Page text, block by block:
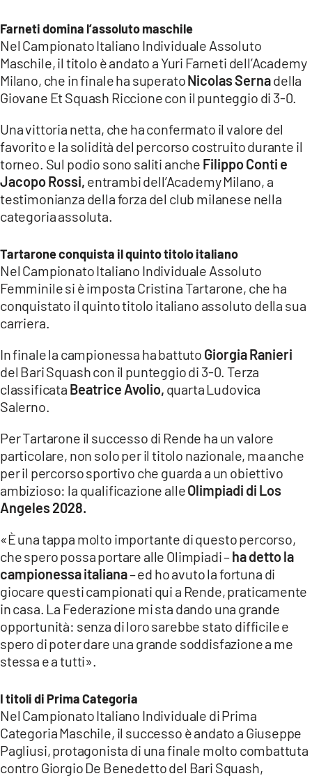
Farneti domina l’assoluto maschile
Nel Campionato Italiano Individuale Assoluto
Maschile, il titolo è andato a Yuri Farneti dell’Academy
Milano, che in finale ha superatoNicolas Sernadella
Giovane Et Squash Riccione con il punteggio di 3-0.
Una vittoria netta, che ha confermato il valore del
favorito e la solidità del percorso costruito durante il
torneo. Sul podio sono saliti anche Filippo Conti e
Jacopo Rossi, entrambi dell’Academy Milano, a
testimonianza della forza del club milanese nella
categoria assoluta.
Tartarone conquista il quinto titolo italiano
Nel Campionato Italiano Individuale Assoluto
Femminile si è imposta Cristina Tartarone, che ha
conquistato il quinto titolo italiano assoluto della sua
carriera.
In finale la campionessa ha battuto Giorgia Ranieri
del Bari Squash con il punteggio di 3-0. Terza
classificata Beatrice Avolio, quarta Ludovica
Salerno.
Per Tartarone il successo di Rende ha un valore
particolare, non solo per il titolo nazionale, ma anche
per il percorso sportivo che guarda a un obiettivo
ambizioso: la qualificazione alleOlimpiadi di Los
Angeles 2028.
«È una tappa molto importante di questo percorso,
che spero possa portare alle Olimpiadi –ha detto la
campionessa italiana– ed ho avuto la fortuna di
giocare questi campionati qui a Rende, praticamente
in casa. La Federazione mi sta dando una grande
opportunità: senza di loro sarebbe stato difficile e
spero di poter dare una grande soddisfazione a me
stessa e a tutti».
I titoli di Prima Categoria
Nel Campionato Italiano Individuale di Prima
Categoria Maschile, il successo è andato a Giuseppe
Pagliusi, protagonista di una finale molto combattuta
contro Giorgio De Benedetto del Bari Squash,